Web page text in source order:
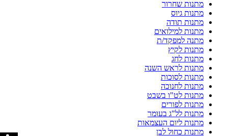
מתנות שחרור
מתנות גיוס
מתנות תודה
מתנות למילואים
מתנה למפקד/ת
מתנות לקיץ
מתנות לחג
מתנות לראש השנה
מתנות לסוכות
מתנות לחנוכה
מתנות לט"ו בשבט
מתנות לפורים
מתנות לל"ג בעומר
מתנות ליום העצמאות
מתנות כחול לבן